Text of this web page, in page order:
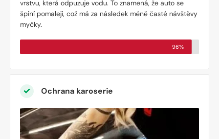
vrstvu, která odpuzuje vodu. To znamená, že auto se
špiní pomaleji, což má za následek méně časté návštěvy
myčky.
96%
Ochrana karoserie